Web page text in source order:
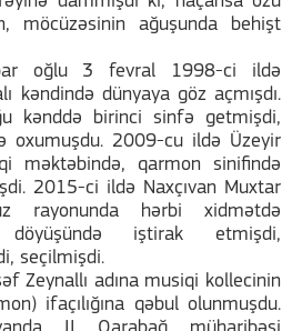
möcüzəsinin ağuşunda behişt
oğlu 3 fevral 1998-ci ildə
kəndində dünyaya göz açmışdı.
kənddə birinci sinfə getmişdi,
oxumuşdu. 2009-cu ildə Üzeyir
məktəbində, qarmon sinifində
2015-ci ildə Naxçıvan Muxtar
rayonunda hərbi xidmətdə
iştirak etmişdi,
seçilmişdi.
Zeynallı adına musiqi kollecinin
ifaçılığına qəbul olunmuşdu.